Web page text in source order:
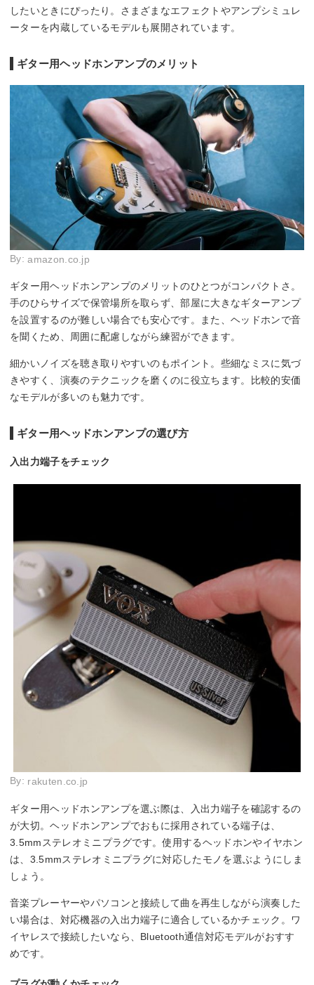
したいときにぴったり。さまざまなエフェクトやアンプシミュレ
ーターを内蔵しているモデルも展開されています。
ギター用ヘッドホンアンプのメリット
By:amazon.co.jp
ギター用ヘッドホンアンプのメリットのひとつがコンパクトさ。
手のひらサイズで保管場所を取らず、部屋に大きなギターアンプ
を設置するのが難しい場合でも安心です。また、ヘッドホンで音
を聞くため、周囲に配慮しながら練習ができます。
細かいノイズを聴き取りやすいのもポイント。些細なミスに気づ
きやすく、演奏のテクニックを磨くのに役立ちます。比較的安価
なモデルが多いのも魅力です。
ギター用ヘッドホンアンプの選び方
入出力端子をチェック
By: rakuten.co.jp
ギター用ヘッドホンアンプを選ぶ際は、入出力端子を確認するの
が大切。ヘッドホンアンプでおもに採用されている端子は、
3.5mmステレオミニプラグです。使用するヘッドホンやイヤホン
は、3.5mmステレオミニプラグに対応したモノを選ぶようにしま
しょう。
音楽プレーヤーやパソコンと接続して曲を再生しながら演奏した
い場合は、対応機器の入出力端子に適合しているかチェック。ワ
イヤレスで接続したいなら、Bluetooth通信対応モデルがおすす
めです。